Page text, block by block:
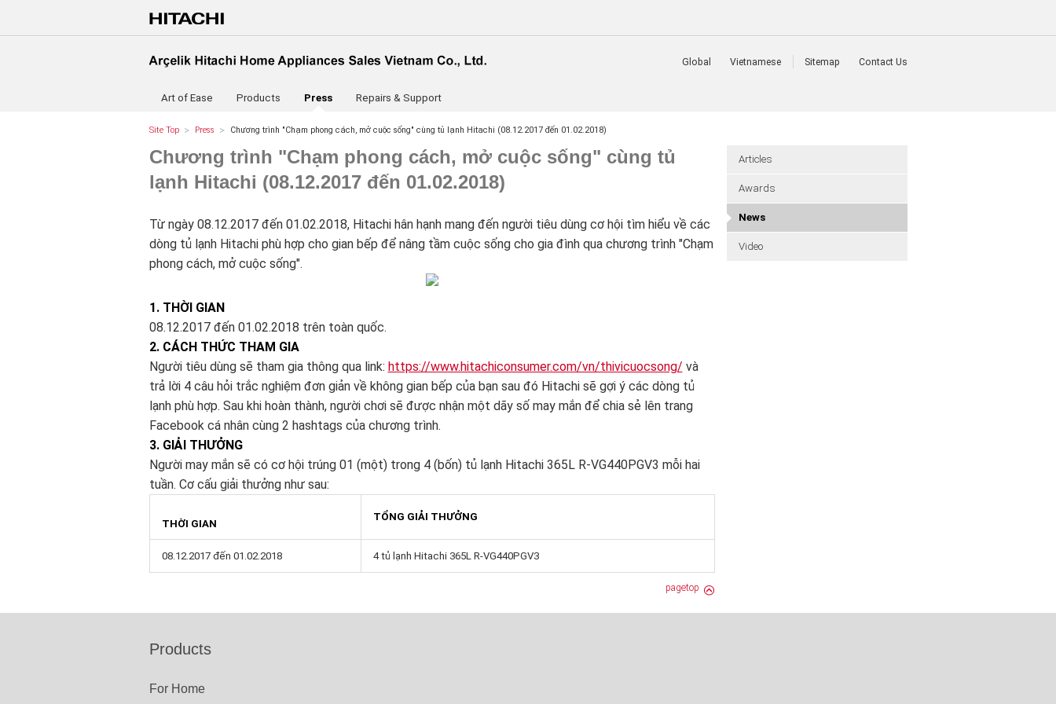
Global Vietnamese Sitemap Contact Us
Art of Ease Products Press Repairs & Support
Site Top Press Chương trình "Chạm phong cách, mở cuộc sống" cùng tủ lạnh Hitachi (08.12.2017 đến 01.02.2018)
Chương trình "Chạm phong cách, mở cuộc sống" cùng tủ
lạnh Hitachi (08.12.2017 đến 01.02.2018)
Từ ngày 08.12.2017 đến 01.02.2018, Hitachi hân hạnh mang đến người tiêu dùng cơ hội tìm hiểu về các
dòng tủ lạnh Hitachi phù hợp cho gian bếp để nâng tầm cuộc sống cho gia đình qua chương trình "Chạm
phong cách, mở cuộc sống".
1. THỜI GIAN
08.12.2017 đến 01.02.2018 trên toàn quốc.
2. CÁCH THỨC THAM GIA
Người tiêu dùng sẽ tham gia thông qua link: https://www.hitachiconsumer.com/vn/thivicuocsong/ và
trả lời 4 câu hỏi trắc nghiệm đơn giản về không gian bếp của bạn sau đó Hitachi sẽ gợi ý các dòng tủ
lạnh phù hợp. Sau khi hoàn thành, người chơi sẽ được nhận một dãy số may mắn để chia sẻ lên trang
Facebook cá nhân cùng 2 hashtags của chương trình.
3. GIẢI THƯỞNG
Người may mắn sẽ có cơ hội trúng 01 (một) trong 4 (bốn) tủ lạnh Hitachi 365L R-VG440PGV3 mỗi hai
tuần. Cơ cấu giải thưởng như sau:
THỜI GIAN
TỔNG GIẢI THƯỞNG
08.12.2017 đến 01.02.2018 4 tủ lạnh Hitachi 365L R-VG440PGV3
pagetop
Articles
Awards
News
Video
Products
For Home